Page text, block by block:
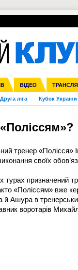
ВІДЕО
Друга ліга Кубок України
Ліга націй Ліга
Франція Інші
конфедерацій ЧЄ-2015
УПЛ-ПЕРЕХОДИ
тренер
своїх
турах призначений
«Поліссям» вже
Ашура в
воротарів